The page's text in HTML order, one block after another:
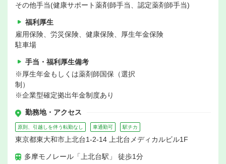
その他手当(健康サポート薬剤師手当、認定薬剤師手当)
福利厚生
雇用保険、労災保険、健康保険、厚生年金保険
駐車場
手当・福利厚生備考
※厚生年金もしくは薬剤師国保（選択
制）
※企業型確定拠出年金制度あり
勤務地・アクセス
原則、引越しを伴う転勤なし 車通勤可 駅チカ
東京都東大和市上北台1-2-14 上北台メディカルビル1F
多摩モノレール「上北台駅」 徒歩1分